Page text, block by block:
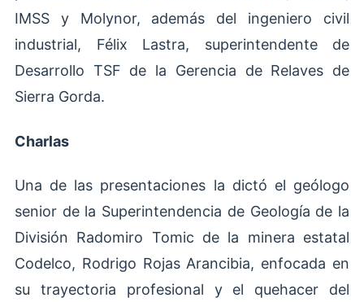
IMSS y Molynor, además del ingeniero civil
industrial, Félix Lastra, superintendente de
Desarrollo TSF de la Gerencia de Relaves de
Sierra Gorda.
Charlas
Una de las presentaciones la dictó el geólogo
senior de la Superintendencia de Geología de la
División Radomiro Tomic de la minera estatal
Codelco, Rodrigo Rojas Arancibia, enfocada en
su trayectoria profesional y el quehacer del